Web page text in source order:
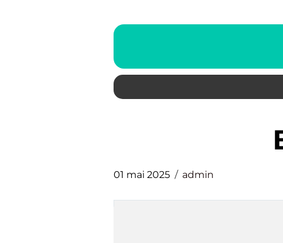
01 mai 2025 admin